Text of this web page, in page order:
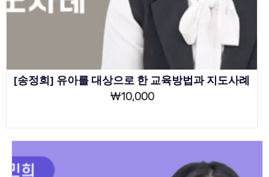
[송정희] 유아를 대상으로 한 교육방법과 지도사례
₩10,000